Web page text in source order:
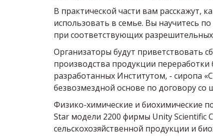
В практической части вам расскажут,
использовать в семье. Вы научитесь
при соответствующих
Организаторы будут приветствовать
производства продукции переработки
разработанных Институтом, - сиропа
безвозмездной основе по договору со
Физико-химические и биохимические
Star модели 2200 фирмы Unity Scientific
сельскохозяйственной продукции и